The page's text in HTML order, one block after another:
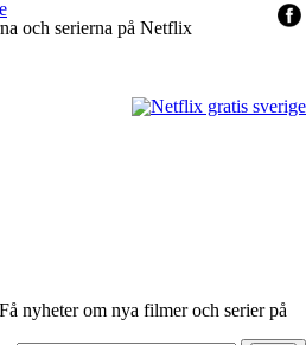
och serierna på Netflix
nyheter om nya filmer och serier på